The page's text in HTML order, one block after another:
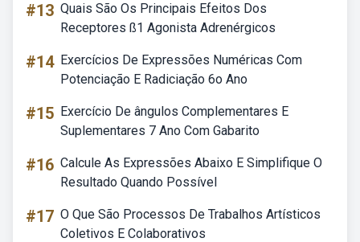
#13 Quais São Os Principais Efeitos Dos
Receptores ß1 Agonista Adrenérgicos
#14 Exercícios De Expressões Numéricas Com
Potenciação E Radiciação 6o Ano
#15 Exercício De ângulos Complementares E
Suplementares 7 Ano Com Gabarito
#16 Calcule As Expressões Abaixo E Simplifique O
Resultado Quando Possível
#17 O Que São Processos De Trabalhos Artísticos
Coletivos E Colaborativos